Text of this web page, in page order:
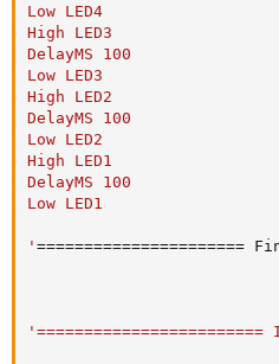
Low LED4
High LED3
DelayMS 100
Low LED3
High LED2
DelayMS 100
Low LED2
High LED1
DelayMS 100
Low LED1
' ======================